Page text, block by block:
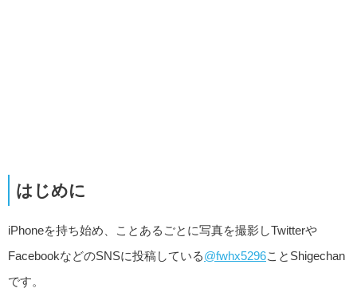
はじめに
iPhoneを持ち始め、ことあるごとに写真を撮影しTwitterや
FacebookなどのSNSに投稿している@fwhx5296ことShigechan
です。